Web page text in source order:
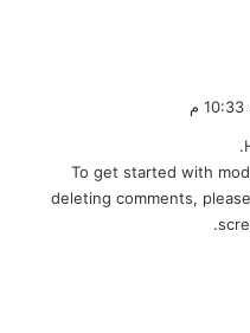
To get started with
deleting comments,